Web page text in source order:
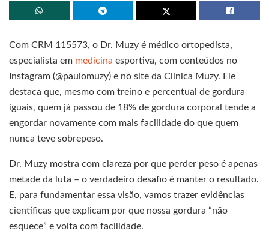
Com CRM 115573, o Dr. Muzy é médico ortopedista,
especialista em medicina esportiva, com conteúdos no
Instagram (@paulomuzy) e no site da Clínica Muzy. Ele
destaca que, mesmo com treino e percentual de gordura
iguais, quem já passou de 18% de gordura corporal tende a
engordar novamente com mais facilidade do que quem
nunca teve sobrepeso.
Dr. Muzy mostra com clareza por que perder peso é apenas
metade da luta – o verdadeiro desafio é manter o resultado.
E, para fundamentar essa visão, vamos trazer evidências
científicas que explicam por que nossa gordura “não
esquece” e volta com facilidade.